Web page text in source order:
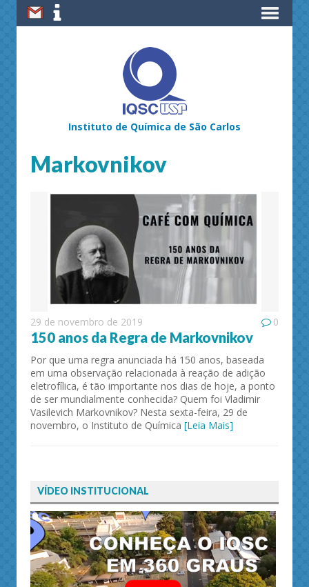
Instituto de Química de São Carlos
Markovnikov
29 de novembro de 2019 0
150 anos da Regra de Markovnikov
Por que uma regra anunciada há 150 anos, baseada
em uma observação relacionada à reação de adição
eletrofílica, é tão importante nos dias de hoje, a ponto
de ser mundialmente conhecida? Quem foi Vladimir
Vasilevich Markovnikov? Nesta sexta-feira, 29 de
novembro, o Instituto de Química [Leia Mais]
VÍDEO INSTITUCIONAL